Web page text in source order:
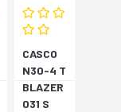
CASCO
N30-4 T
BLAZER
031 S